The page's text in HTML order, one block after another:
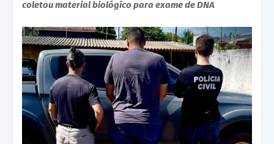
coletou material biológico para exame de DNA